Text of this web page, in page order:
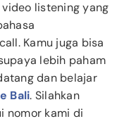
listening yang
Kamu juga bisa
lebih paham
dan belajar
Bali. Silahkan
nomor kami di